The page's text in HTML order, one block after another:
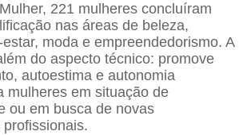
221 mulheres concluíram
nas áreas de beleza,
moda e empreendedorismo. A
do aspecto técnico: promove
autoestima e autonomia
mulheres em situação de
ou em busca de novas